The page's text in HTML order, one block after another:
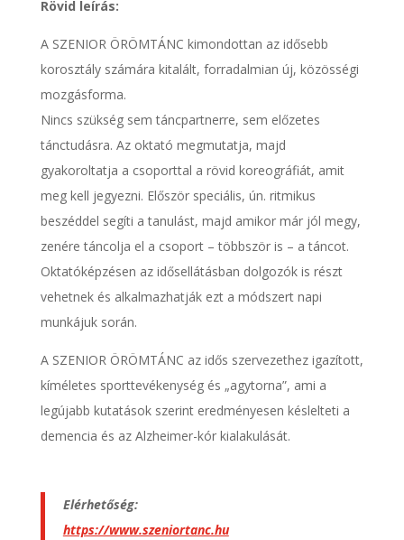
Rövid leírás:
A SZENIOR ÖRÖMTÁNC kimondottan az idősebb
korosztály számára kitalált, forradalmian új, közösségi
mozgásforma.
Nincs szükség sem táncpartnerre, sem előzetes
tánctudásra. Az oktató megmutatja, majd
gyakoroltatja a csoporttal a rövid koreográfiát, amit
meg kell jegyezni. Először speciális, ún. ritmikus
beszéddel segíti a tanulást, majd amikor már jól megy,
zenére táncolja el a csoport – többször is – a táncot.
Oktatóképzésen az idősellátásban dolgozók is részt
vehetnek és alkalmazhatják ezt a módszert napi
munkájuk során.
A SZENIOR ÖRÖMTÁNC az idős szervezethez igazított,
kíméletes sporttevékenység és „agytorna”, ami a
legújabb kutatások szerint eredményesen késlelteti a
demencia és az Alzheimer-kór kialakulását.
Elérhetőség:
https://www.szeniortanc.hu